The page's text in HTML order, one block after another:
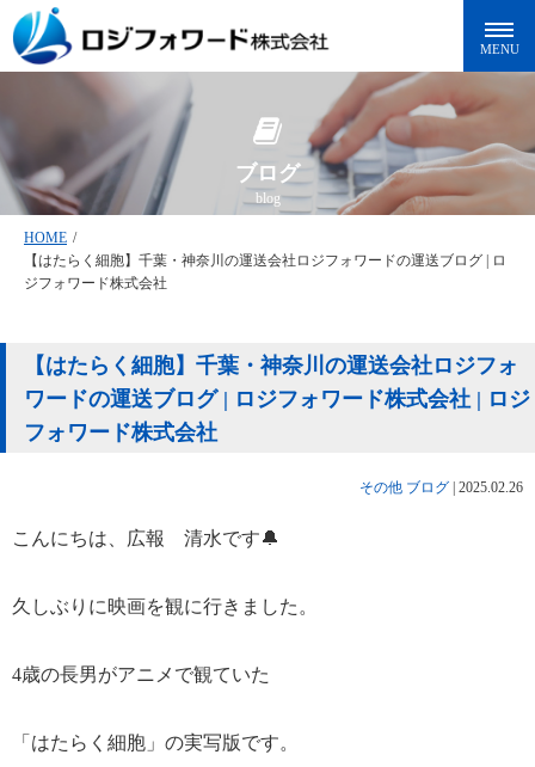
ブログ
blog
HOME /
【はたらく細胞】千葉・神奈川の運送会社ロジフォワードの運送ブログ | ロ
ジフォワード株式会社
【はたらく細胞】千葉・神奈川の運送会社ロジフォ
ワードの運送ブログ | ロジフォワード株式会社 | ロジ
フォワード株式会社
その他 ブログ 2025.02.26
こんにちは、広報 清水です🔔
久しぶりに映画を観に行きました。
4歳の長男がアニメで観ていた
「はたらく細胞」の実写版です。